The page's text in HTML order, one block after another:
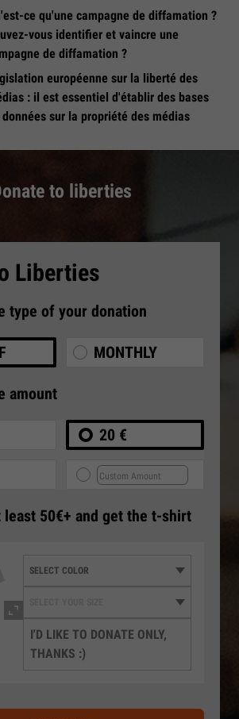
ce qu'une campagne de diffamation ?
vous identifier et vaincre une
de diffamation ?
européenne sur la liberté des
: il est essentiel d'établir des bases
sur la propriété des médias
to liberties
Liberties
type of your donation
MONTHLY
amount
20 €
least 50€+ and get the t-shirt
I'D LIKE TO DONATE ONLY,
THANKS :)